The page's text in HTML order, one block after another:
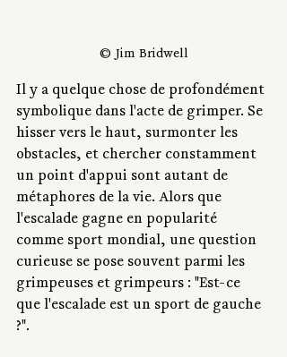
© Jim Bridwell
Il y a quelque chose de profondément
symbolique dans l'acte de grimper. Se
hisser vers le haut, surmonter les
obstacles, et chercher constamment
un point d'appui sont autant de
métaphores de la vie. Alors que
l'escalade gagne en popularité
comme sport mondial, une question
curieuse se pose souvent parmi les
grimpeuses et grimpeurs : "Est-ce
que l'escalade est un sport de gauche
?".